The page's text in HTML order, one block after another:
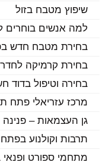
שיפוץ מטבח בזול
למה אנשים בוחרים
בחירת מטבח חדש
בחירת קרמיקה
בחירה וטיפול בדוד
מרכז עזריאלי פתח
גן העצמאות – פנינה
תרבות וקולנוע
מתחמי ספורט ופנאי